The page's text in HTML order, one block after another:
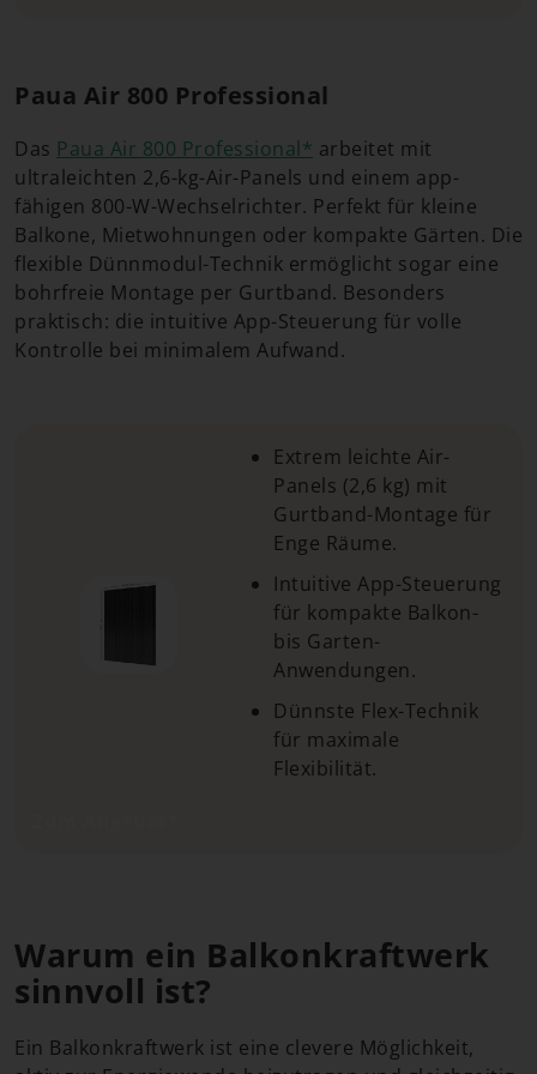
Paua Air 800 Professional
Das Paua Air 800 Professional* arbeitet mit
ultraleichten 2,6-kg-Air-Panels und einem app-
fähigen 800-W-Wechselrichter. Perfekt für kleine
Balkone, Mietwohnungen oder kompakte Gärten. Die
flexible Dünnmodul-Technik ermöglicht sogar eine
bohrfreie Montage per Gurtband. Besonders
praktisch: die intuitive App-Steuerung für volle
Kontrolle bei minimalem Aufwand.
Extrem leichte Air-
Panels (2,6 kg) mit
Gurtband-Montage für
Enge Räume.
Intuitive App-Steuerung
für kompakte Balkon-
bis Garten-
Anwendungen.
Dünnste Flex-Technik
für maximale
Flexibilität.
Warum ein Balkonkraftwerk
sinnvoll ist?
Ein Balkonkraftwerk ist eine clevere Möglichkeit,